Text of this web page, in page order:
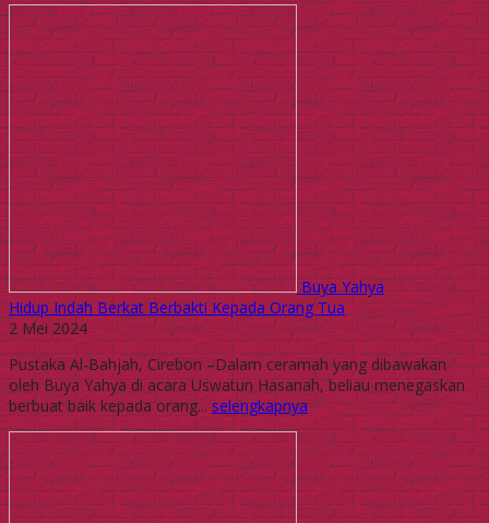
Buya Yahya
Hidup Indah Berkat Berbakti Kepada Orang Tua
2 Mei 2024
Pustaka Al-Bahjah, Cirebon –Dalam ceramah yang dibawakan
oleh Buya Yahya di acara Uswatun Hasanah, beliau menegaskan
berbuat baik kepada orang...selengkapnya